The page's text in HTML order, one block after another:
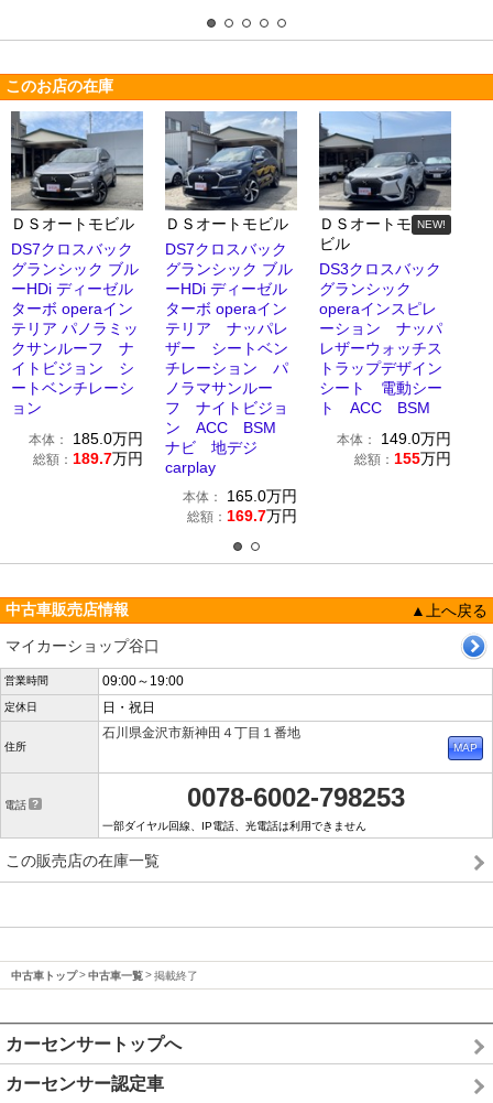
このお店の在庫
ＤＳオートモビル
DS7クロスバック
グランシック ブル
ーHDi ディーゼル
ターボ operaイン
テリア パノラミッ
クサンルーフ ナ
イトビジョン シ
ートベンチレーシ
ョン
本体： 185.0万円
総額： 189.7万円
ＤＳオートモビル
DS7クロスバック
グランシック ブル
ーHDi ディーゼル
ターボ operaイン
テリア ナッパレ
ザー シートベン
チレーション パ
ノラマサンルー
フ ナイトビジョ
ン ACC BSM
ナビ 地デジ
carplay
本体： 165.0万円
総額： 169.7万円
ＤＳオートモ
ビル
NEW!
DS3クロスバック
グランシック
operaインスピレ
ーション ナッパ
レザーウォッチス
トラップデザイン
シート 電動シー
ト ACC BSM
本体： 149.0万円
総額： 155万円
中古車販売店情報
▲上へ戻る
マイカーショップ谷口
営業時間 09:00～19:00
定休日 日・祝日
住所
石川県金沢市新神田４丁目１番地
電話 0078-6002-798253
一部ダイヤル回線、IP電話、光電話は利用できません
この販売店の在庫一覧
中古車トップ 中古車一覧 掲載終了
カーセンサートップへ
カーセンサー認定車